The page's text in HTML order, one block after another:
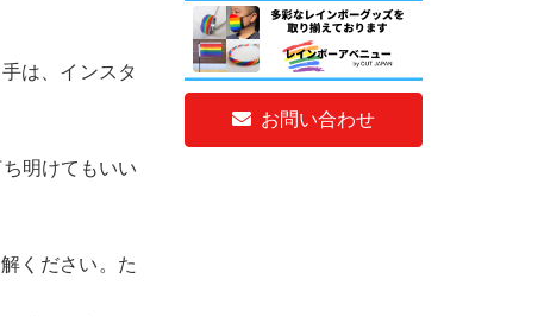
お問い合わせ
は、インスタ
明けてもいい
ください。た